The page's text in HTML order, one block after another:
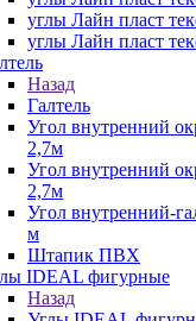
углы Лайн пласт
углы Лайн пласт
Назад
Галтель
Угол внутренний
2,7м
Угол внутренний
2,7м
Угол внутренний-
м
Штапик ПВХ
IDEAL фигурные
Назад